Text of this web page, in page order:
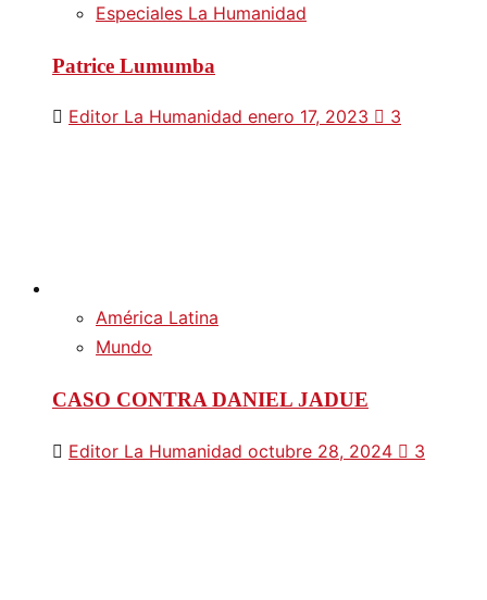
Especiales La Humanidad
Patrice Lumumba
Editor La Humanidad enero 17, 2023 3
América Latina
Mundo
CASO CONTRA DANIEL JADUE
Editor La Humanidad octubre 28, 2024 3